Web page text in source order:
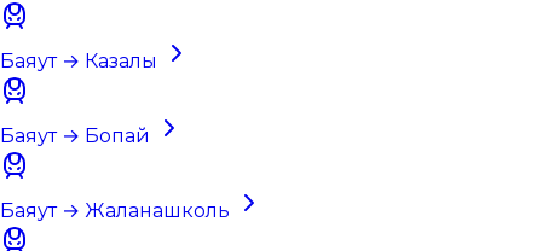
Баяут → Казалы
Баяут → Бопай
Баяут → Жаланашколь